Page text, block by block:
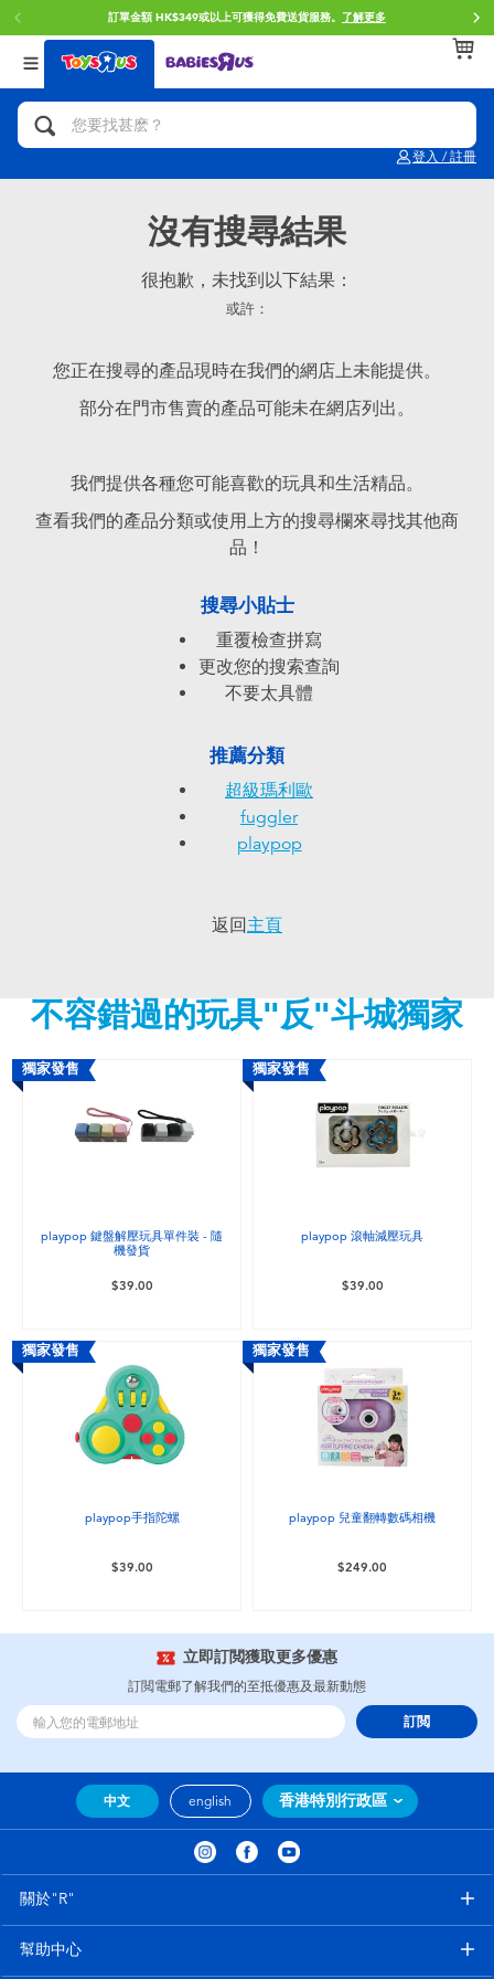
訂單金額 HK$349或以上可獲得免費送貨服務。 了解更多
登入 / 註冊
返回
分類目錄
人氣英雄,角色扮演,射擊玩具
拼砌組合及樂高LEGO
玩具車,貨車,火車及遙控系列
手工藝,文具,蠟筆,泥膠,畫板
戶外及運動用品
角色扮演及造型系列
嬰兒及學前玩具
任天堂 Switch
電池
人氣角色
返回
品牌
Brunch Brother 早午餐兄弟
Spider-Man蜘蛛俠
Play-Doh培樂多
Globber高樂寶
返回
年齢
0~2歳
12~14歳
沒有搜尋結果
很抱歉，未找到以下結果：
或許：
您正在搜尋的產品現時在我們的網店上未能提供。
部分在門市售賣的產品可能未在網店列出。
我們提供各種您可能喜歡的玩具和生活精品。
查看我們的產品分類或使用上方的搜尋欄來尋找其他商
品！
搜尋小貼士
重覆檢查拼寫
更改您的搜索查詢
不要太具體
推薦分類
超級瑪利歐
fuggler
playpop
返回主頁
不容錯過的玩具"反"斗城獨家
獨家發售
playpop 鍵盤解壓玩具單件裝 - 隨
機發貨
$39.00
獨家發售
playpop 滾軸減壓玩具
$39.00
獨家發售
playpop手指陀螺
$39.00
獨家發售
playpop 兒童翻轉數碼相機
$249.00
立即訂閲獲取更多優惠
訂閲電郵了解我們的至抵優惠及最新動態
訂閲
中文 english 香港特別行政區
關於"R"
幫助中心